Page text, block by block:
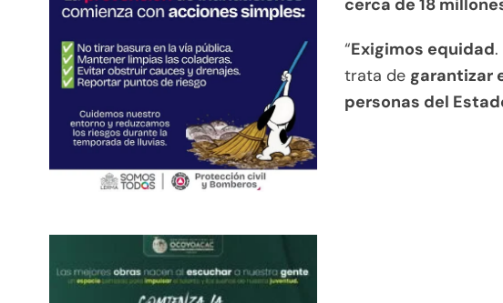
cerca de 18
“Exigimos equidad
trata de garantizar
personas del